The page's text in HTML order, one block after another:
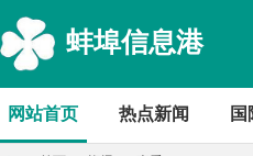
蚌埠信息港
网站首页 热点新闻